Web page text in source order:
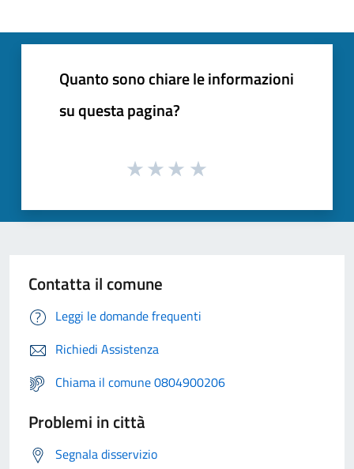
Quanto sono chiare le informazioni
su questa pagina?
Contatta il comune
Leggi le domande frequenti
Richiedi Assistenza
Chiama il comune 0804900206
Problemi in città
Segnala disservizio